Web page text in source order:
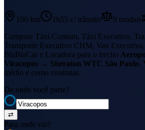
100 km 1h55 c/ trânsito 9 modais
Compare Táxi Comum, Táxi Executivo,
Transporte Executivo CHM, Van
BlaBlaCar e Locadora para o trecho
Viracopos → Sheraton WTC São Paulo.
médio e como contratar.
De onde você parte?
⇄
Para onde vai?